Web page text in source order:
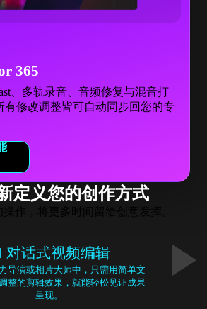
365
、多轨录音、音频修复与混音打
有修改调整皆可自动同步回您的专
定义您的创作方式
操作，将更多时间留给创意发挥。
对话式视频编辑
导演或相片大师中，只需用简单文
整的剪辑效果，就能轻松见证成果
呈现。